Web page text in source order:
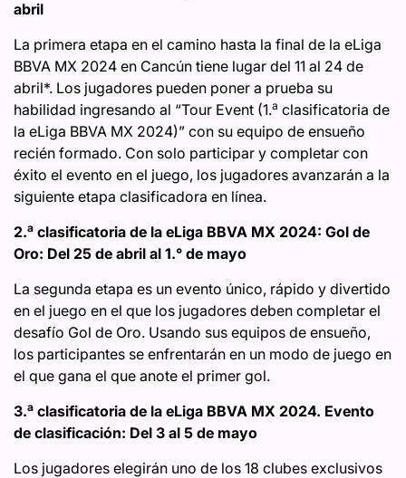
abril
La primera etapa en el camino hasta la final de la eLiga
BBVA MX 2024 en Cancún tiene lugar del 11 al 24 de
abril*. Los jugadores pueden poner a prueba su
habilidad ingresando al “Tour Event (1.a clasificatoria de
la eLiga BBVA MX 2024)” con su equipo de ensueño
recién formado. Con solo participar y completar con
éxito el evento en el juego, los jugadores avanzarán a la
siguiente etapa clasificadora en línea.
2.a clasificatoria de la eLiga BBVA MX 2024: Gol de
Oro: Del 25 de abril al 1.° de mayo
La segunda etapa es un evento único, rápido y divertido
en el juego en el que los jugadores deben completar el
desafío Gol de Oro. Usando sus equipos de ensueño,
los participantes se enfrentarán en un modo de juego en
el que gana el que anote el primer gol.
3.a clasificatoria de la eLiga BBVA MX 2024. Evento
de clasificación: Del 3 al 5 de mayo
Los jugadores elegirán uno de los 18 clubes exclusivos